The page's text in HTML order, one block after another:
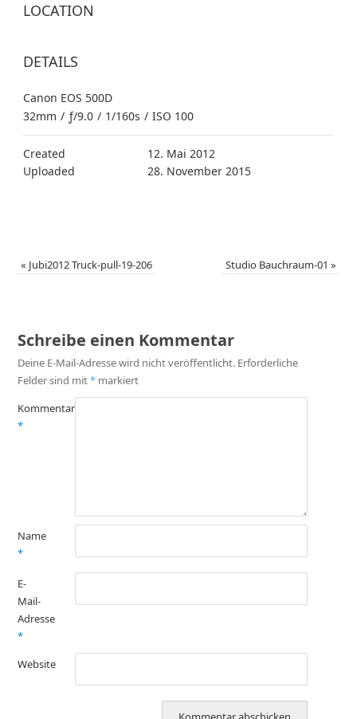
LOCATION
DETAILS
Canon EOS 500D
32mm / ƒ/9.0 / 1/160s / ISO 100
Created
12. Mai 2012
Uploaded
28. November 2015
« Jubi2012 Truck-pull-19-206 Studio Bauchraum-01»
Schreibe einen Kommentar
Deine E-Mail-Adresse wird nicht veröffentlicht. Erforderliche
Felder sind mit*markiert
Kommentar
*
Name
*
E-
Mail-
Adresse
*
Website